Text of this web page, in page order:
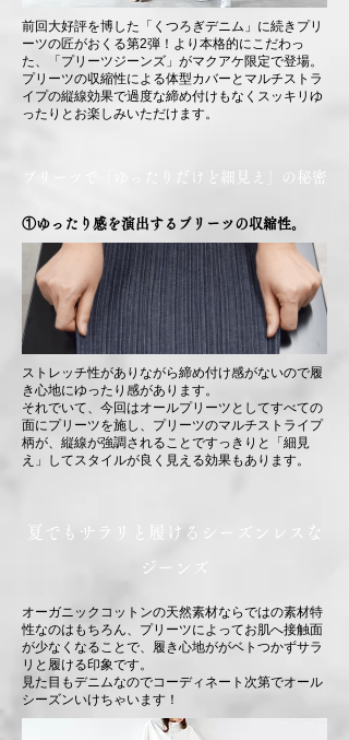
前回大好評を博した「くつろぎデニム」に続きプリ
ーツの匠がおくる第2弾！より本格的にこだわっ
た、「プリーツジーンズ」がマクアケ限定で登場。
プリーツの収縮性による体型カバーとマルチストラ
イプの縦線効果で過度な締め付けもなくスッキリゆ
ったりとお楽しみいただけます。
プリーツで「ゆったりだけど細見え」の秘密
①ゆったり感を演出するプリーツの収縮性。
ストレッチ性がありながら締め付け感がないので履
き心地にゆったり感があります。
それでいて、今回はオールプリーツとしてすべての
面にプリーツを施し、プリーツのマルチストライプ
柄が、縦線が強調されることですっきりと「細見
え」してスタイルが良く見える効果もあります。
夏でもサラリと履けるシーズンレスな
ジーンズ
オーガニックコットンの天然素材ならではの素材特
性なのはもちろん、プリーツによってお肌へ接触面
が少なくなることで、履き心地ががベトつかずサラ
リと履ける印象です。
見た目もデニムなのでコーディネート次第でオール
シーズンいけちゃいます！